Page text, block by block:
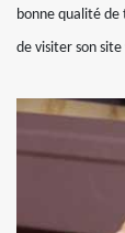
bonne qualité de
de visiter son site